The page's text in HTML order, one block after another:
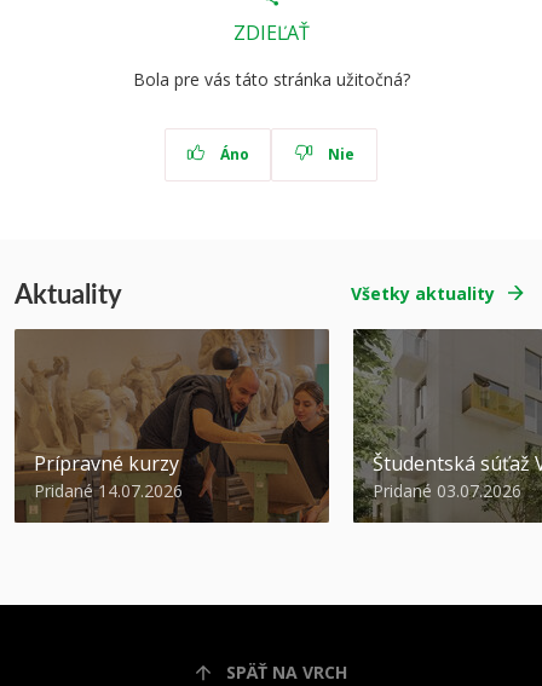
ZDIEĽAŤ
Bola pre vás táto stránka užitočná?
Áno Nie
Aktuality Všetky aktuality
Prípravné kurzy
Pridané 14.07.2026
Študentská súťaž
Pridané 03.07.2026
SPÄŤ NA VRCH